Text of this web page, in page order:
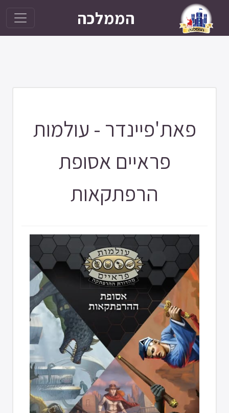
הממלכה
פאת'פיינדר - עולמות
פראיים אסופת
הרפתקאות